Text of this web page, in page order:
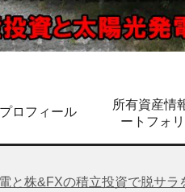
プロフィール
所有資産情
ートフォ
と株&FXの積立投資で脱サラ